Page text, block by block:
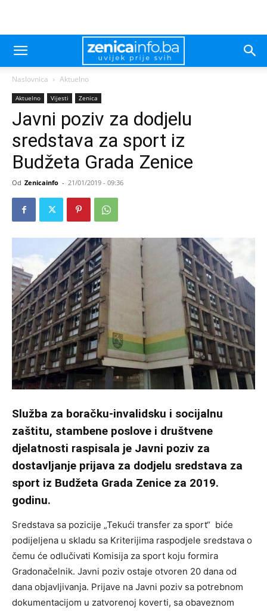
Naslovnica Aktuelno
Aktuelno Vijesti Zenica
Javni poziv za dodjelu
sredstava za sport iz
Budžeta Grada Zenice
Od Zenicainfo - 21/01/2019 - 09:36
Služba za boračku-invalidsku i socijalnu
zaštitu, stambene poslove i društvene
djelatnosti raspisala je Javni poziv za
dostavljanje prijava za dodjelu sredstava za
sport iz Budžeta Grada Zenice za 2019.
godinu.
Sredstava sa pozicije „Tekući transfer za sport“ biće
podijeljena u skladu sa Kriterijima raspodjele sredstava o
čemu će odlučivati Komisija za sport koju formira
Gradonačelnik. Javni poziv ostaje otvoren 20 dana od
dana objavljivanja. Prijave na Javni poziv sa potrebnom
dokumentacijom u zatvorenoj koverti, sa obaveznom